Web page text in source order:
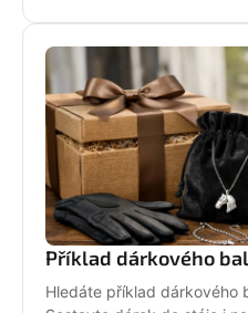
Příklad dárkového
Hledáte příklad dárkového